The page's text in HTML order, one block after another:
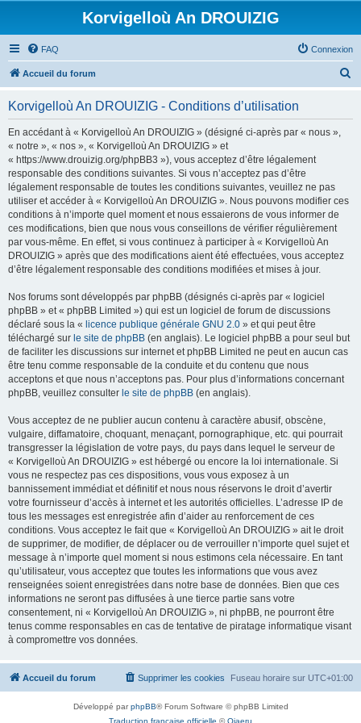
Korvigelloù An DROUIZIG
FAQ Connexion
Accueil du forum
Korvigelloù An DROUIZIG - Conditions d’utilisation
En accédant à « Korvigelloù An DROUIZIG » (désigné ci-après par « nous »,
« notre », « nos », « Korvigelloù An DROUIZIG » et
« https://www.drouizig.org/phpBB3 »), vous acceptez d’être légalement
responsable des conditions suivantes. Si vous n’acceptez pas d’être
légalement responsable de toutes les conditions suivantes, veuillez ne pas
utiliser et accéder à « Korvigelloù An DROUIZIG ». Nous pouvons modifier ces
conditions à n’importe quel moment et nous essaierons de vous informer de
ces modifications, bien que nous vous conseillons de vérifier régulièrement
par vous-même. En effet, si vous continuez à participer à « Korvigelloù An
DROUIZIG » après que des modifications aient été effectuées, vous acceptez
d’être légalement responsable des conditions modifiées et mises à jour.
Nos forums sont développés par phpBB (désignés ci-après par « logiciel
phpBB » et « phpBB Limited ») qui est un logiciel de forum de discussions
déclaré sous la « licence publique générale GNU 2.0 » et qui peut être
téléchargé sur le site de phpBB (en anglais). Le logiciel phpBB a pour seul but
de faciliter les discussions sur internet et phpBB Limited ne peut en aucun cas
être tenu comme responsable de la conduite et du contenu que nous
acceptons et que nous n’acceptons pas. Pour plus d’informations concernant
phpBB, veuillez consulter le site de phpBB (en anglais).
Vous acceptez de ne publier aucun contenu à caractère abusif, obscène,
vulgaire, diffamatoire, choquant, menaçant, pornographique, etc. qui pourrait
transgresser la législation de votre pays, du pays dans lequel le serveur de
« Korvigelloù An DROUIZIG » est hébergé ou encore la loi internationale. Si
vous ne respectez pas ces dispositions, vous vous exposez à un
bannissement immédiat et définitif et nous nous réservons le droit d’avertir
votre fournisseur d’accès à internet et les autorités officielles. L’adresse IP de
tous les messages est enregistrée afin d’aider au renforcement de ces
conditions. Vous acceptez le fait que « Korvigelloù An DROUIZIG » ait le droit
de supprimer, de modifier, de déplacer ou de verrouiller n’importe quel sujet et
message à n’importe quel moment si nous estimons cela nécessaire. En tant
qu’utilisateur, vous acceptez que toutes les informations que vous avez
renseignées soient enregistrées dans notre base de données. Bien que ces
informations ne seront pas diffusées à une tierce partie sans votre
consentement, ni « Korvigelloù An DROUIZIG », ni phpBB, ne pourront être
tenus comme responsables en cas de tentative de piratage informatique visant
à compromettre vos données.
Accueil du forum Fuseau horaire sur UTC+01:00
Supprimer les cookies
Développé parphpBB® Forum Software © phpBB Limited
Traduction française officielle ©Qiaeru